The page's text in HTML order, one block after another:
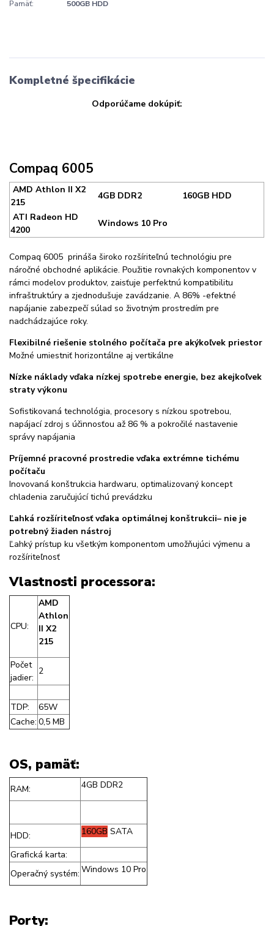
Pamäť:
500GB HDD
Kompletné špecifikácie
Odporúčame dokúpiť:
Compaq 6005
AMD Athlon II X2
215
4GB DDR2
160GB HDD
ATI Radeon HD
4200
Windows 10 Pro
Compaq 6005 prináša široko rozšíriteľnú technológiu pre
náročné obchodné aplikácie. Použitie rovnakých komponentov v
rámci modelov produktov, zaisťuje perfektnú kompatibilitu
infraštruktúry a zjednodušuje zavádzanie. A 86% -efektné
napájanie zabezpečí súlad so životným prostredím pre
nadchádzajúce roky.
Flexibilné riešenie stolného počítača pre akýkoľvek priestor
Možné umiestniť horizontálne aj vertikálne
Nízke náklady vďaka nízkej spotrebe energie, bez akejkoľvek
straty výkonu
Sofistikovaná technológia, procesory s nízkou spotrebou,
napájací zdroj s účinnosťou až 86 % a pokročilé nastavenie
správy napájania
Príjemné pracovné prostredie vďaka extrémne tichému
počítaču
Inovovaná konštrukcia hardwaru, optimalizovaný koncept
chladenia zaručujúcí tichú prevádzku
Ľahká rozšíriteľnosť vďaka optimálnej konštrukcii– nie je
potrebný žiaden nástroj
Ľahký prístup ku všetkým komponentom umožňujúci výmenu a
rozšíriteľnosť
Vlastnosti processora:
CPU:
AMD
Athlon
II X2
215
Počet
jadier:
2
TDP:
65W
Cache: 0,5 MB
OS, pamäť:
RAM: 4GB DDR2
HDD: 160GB SATA
Grafická karta:
Operačný systém: Windows 10 Pro
Porty: